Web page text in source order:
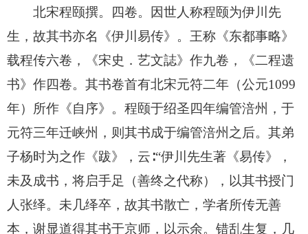
北宋程颐撰。四卷。因世人称程颐为伊川先
生，故其书亦名《伊川易传》。王称《东都事略》
载程传六卷，《宋史．艺文誌》作九卷，《二程遗
书》作四卷。其书卷首有北宋元符二年（公元1099
年）所作《自序》。程颐于绍圣四年编管涪州，于
元符三年迁峡州，则其书成于编管涪州之后。其弟
子杨时为之作《跋》，云∶“伊川先生著《易传》，
未及成书，将启手足（善终之代称），以其书授门
人张绎。未几绎卒，故其书散亡，学者所传无善
本，谢显道得其书于京师，以示余。错乱生复，几